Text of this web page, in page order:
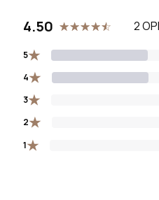
4.50 2
5★
4★
3★
2★
1★